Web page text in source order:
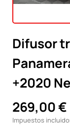
Difusor
+2020
269,00 €
Impuestos